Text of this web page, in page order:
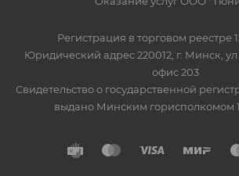
Регистрация в торговом реестре
Юридический адрес 220012, г. Минск,
офис 203
Свидетельство о государственной
выдано Минским горисполкомом